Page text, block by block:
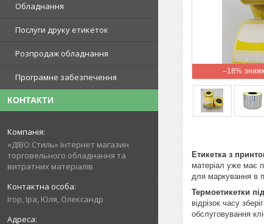
Обладнання
Послуги друку етикеток
Розпродаж обладнання
Програмне забезпечення
КОНТАКТИ
«ДІВО Стиль» Інтернет магазин
торговельного обладнання та
витратних матеріалів
Ігор, Іра, Юля, Олександр
–18%
Етикетка з
матеріал уже має
для маркування в
Термоетикетки
відрізок часу
обслуговування